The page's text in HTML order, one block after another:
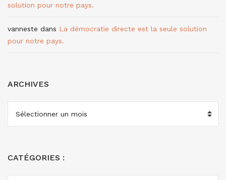
solution pour notre pays.
vanneste dans La démocratie directe est la seule solution
pour notre pays.
ARCHIVES
ARCHIVES
CATÉGORIES :
CATÉGORIES